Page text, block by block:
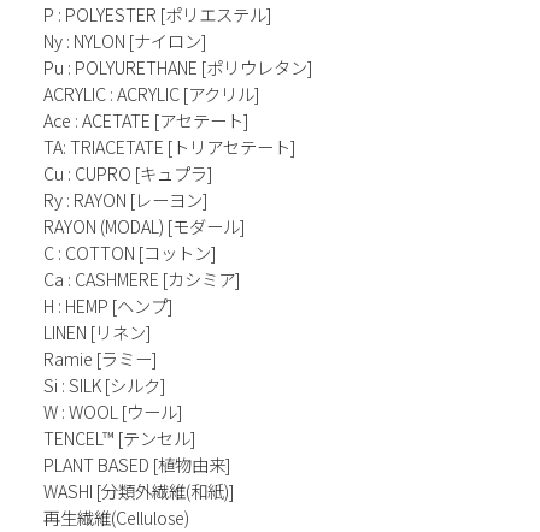
P : POLYESTER [ポリエステル]
Ny : NYLON [ナイロン]
Pu : POLYURETHANE [ポリウレタン]
ACRYLIC : ACRYLIC [アクリル]
Ace : ACETATE [アセテート]
TA: TRIACETATE [トリアセテート]
Cu : CUPRO [キュプラ]
Ry : RAYON [レーヨン]
RAYON (MODAL) [モダール]
C : COTTON [コットン]
Ca : CASHMERE [カシミア]
H : HEMP [ヘンプ]
LINEN [リネン]
Ramie [ラミー]
Si : SILK [シルク]
W : WOOL [ウール]
TENCEL™ [テンセル]
PLANT BASED [植物由来]
WASHI [分類外繊維(和紙)]
再生繊維(Cellulose)